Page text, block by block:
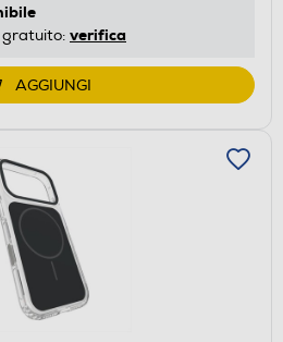
gratuito: verifica
AGGIUNGI